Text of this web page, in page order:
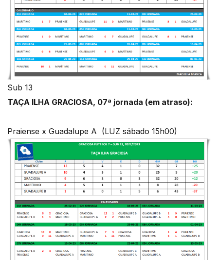
Sub 13
TAÇA ILHA GRACIOSA, 07ª jornada (em atraso):
Praiense x Guadalupe A (LUZ sábado 15h00)